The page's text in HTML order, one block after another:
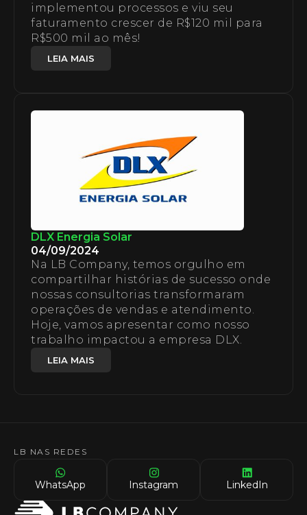
implementou processos e viu seu
faturamento crescer de R$120 mil para
R$500 mil ao mês!
LEIA MAIS
DLX Energia Solar
04/09/2024
Na LB Company, temos orgulho em
compartilhar histórias de sucesso onde
nossas consultorias transformaram
operações de vendas e atendimento.
Hoje, vamos apresentar como nosso
trabalho impactou a empresa DLX.
LEIA MAIS
LB NAS REDES
WhatsApp Instagram LinkedIn